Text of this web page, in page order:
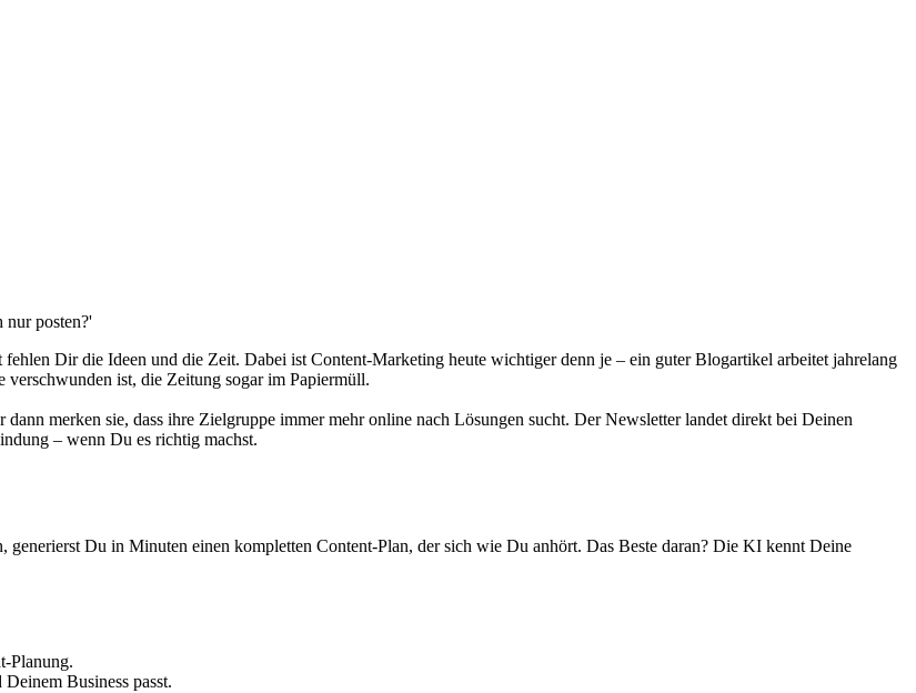
nur posten?'
Dir die Ideen und die Zeit. Dabei ist Content-Marketing heute wichtiger denn je – ein guter Blogartikel arbeitet jahrelang
ist, die Zeitung sogar im Papiermüll.
merken sie, dass ihre Zielgruppe immer mehr online nach Lösungen sucht. Der Newsletter landet direkt bei Deinen
– wenn Du es richtig machst.
Du in Minuten einen kompletten Content-Plan, der sich wie Du anhört. Das Beste daran? Die KI kennt Deine
Planung.
Business passt.